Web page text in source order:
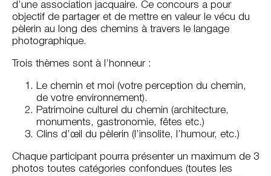
d’une association jacquaire. Ce concours a pour
objectif de partager et de mettre en valeur le vécu du
pèlerin au long des chemins à travers le langage
photographique.
Trois thèmes sont à l’honneur :
Le chemin et moi (votre perception du chemin,
de votre environnement).
Patrimoine culturel du chemin (architecture,
monuments, gastronomie, fêtes etc.)
Clins d’œil du pèlerin (l’insolite, l’humour, etc.)
Chaque participant pourra présenter un maximum de 3
photos toutes catégories confondues (toutes les